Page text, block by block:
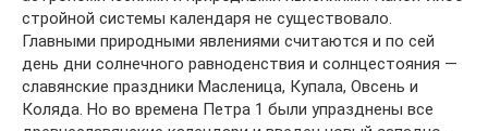
стройной системы календаря не существовало.
Главными природными явлениями считаются и по сей
день дни солнечного равноденствия и солнцестояния —
славянские праздники Масленица, Купала, Овсень и
Коляда. Но во времена Петра 1 были упразднены все